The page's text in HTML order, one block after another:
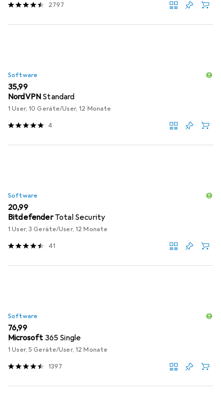
2797
Software
EUR
35,99
NordVPN Standard
1 User, 10 Geräte/User, 12 Monate
4
Software
EUR
20,99
Bitdefender Total Security
1 User, 3 Geräte/User, 12 Monate
41
Software
EUR
76,99
Microsoft 365 Single
1 User, 5 Geräte/User, 12 Monate
1397